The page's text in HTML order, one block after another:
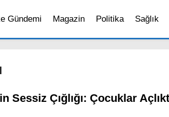
Gündemi Magazin Politika Sağlık
Sessiz Çığlığı: Çocuklar